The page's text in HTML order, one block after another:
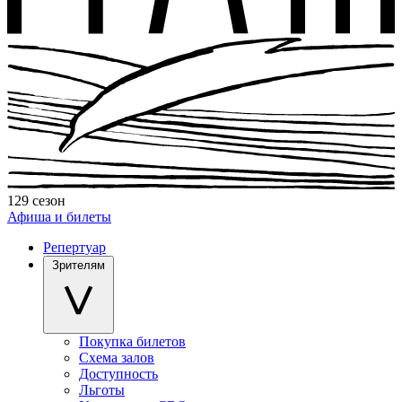
129 сезон
Афиша и билеты
Репертуар
Зрителям
Покупка билетов
Схема залов
Доступность
Льготы